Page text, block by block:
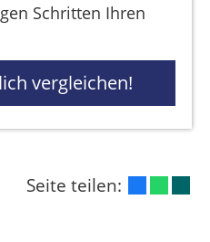
Schritten Ihren
vergleichen!
Seite teilen: